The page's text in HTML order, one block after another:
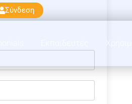
Σύνδεση
Χρήσιμα